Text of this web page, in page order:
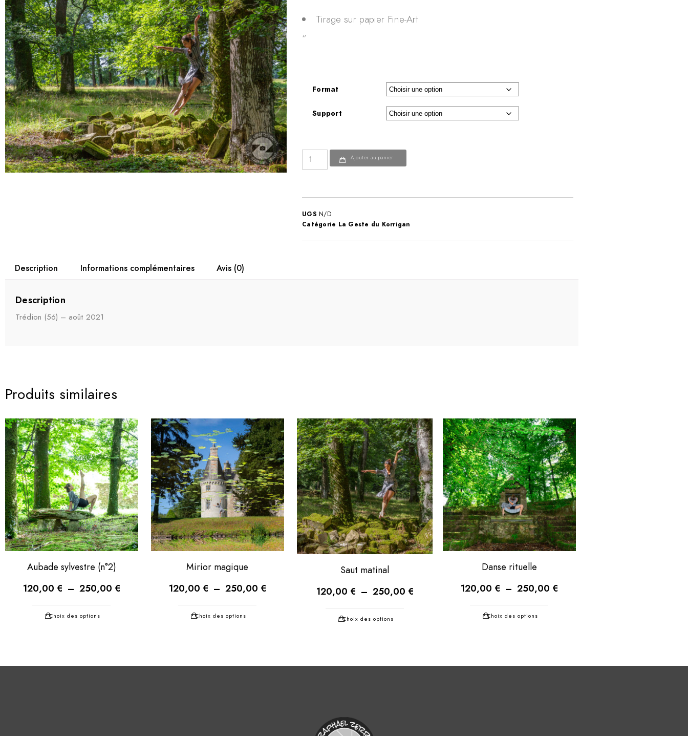
Tirage sur papier Fine-Art
“
Format
Support
Ajouter au panier
UGS N/D
Catégorie La Geste du Korrigan
Description Informations complémentaires Avis (0)
Description
Trédion (56) – août 2021
Produits similaires
Aubade sylvestre (n°2)
120,00 € – 250,00 €
Choix des options
Mirior magique
120,00 € – 250,00 €
Choix des options
Saut matinal
120,00 € – 250,00 €
Choix des options
Danse rituelle
120,00 € – 250,00 €
Choix des options